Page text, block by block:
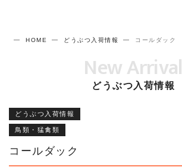
HOME どうぶつ入荷情報 コールダック
New Arrival
どうぶつ入荷情報
どうぶつ入荷情報
鳥類・猛禽類
コールダック